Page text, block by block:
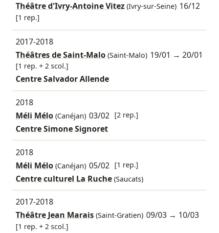
Théâtre d'Ivry-Antoine Vitez(Ivry-sur-Seine) 16/12
[1 rep.]
2017-2018
Théâtres de Saint-Malo(Saint-Malo) 19/01 →20/01
[1 rep. + 2 scol.]
Centre Salvador Allende
2018
Méli Mélo(Canéjan) 03/02 [2 rep.]
Centre Simone Signoret
2018
Méli Mélo(Canéjan) 05/02 [1 rep.]
Centre culturel La Ruche (Saucats)
2017-2018
Théâtre Jean Marais(Saint-Gratien) 09/03 → 10/03
[1 rep. + 2 scol.]